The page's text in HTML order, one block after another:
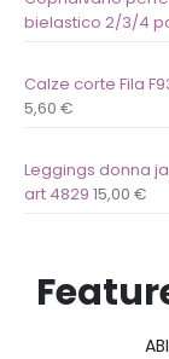
bielastico 2/3/4
Calze corte Fila
5,60 €
Leggings donna
art 4829 15,00 €